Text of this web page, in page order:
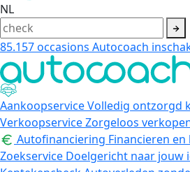
NL
85.157occasions Autocoach
AankoopserviceVolledig ontzorgd
VerkoopserviceZorgeloos
Autofinanciering Financieren
Zoekservice Doelgericht naar jouw